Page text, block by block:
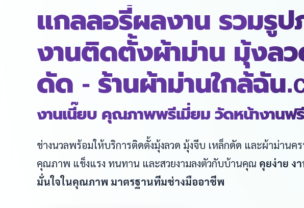
แกลลอรี่ผลงาน รวมรู
งานติดตั้งผ้าม่าน มุ้งล
ดัด - ร้านผ้าม่านใกล้ฉัน
งานเนี๊ยบ คุณภาพพรีเมี่ยม วัดหน้างานฟรี
ช่างนวลพร้อมให้บริการติดตั้งมุ้งลวด มุ้งจีบ เหล็กดัด และผ้าม่านคร
คุณภาพ แข็งแรง ทนทาน และสวยงามลงตัวกับบ้านคุณ คุยง่าย ง
มั่นใจในคุณภาพ มาตรฐานทีมช่างมืออาชีพ